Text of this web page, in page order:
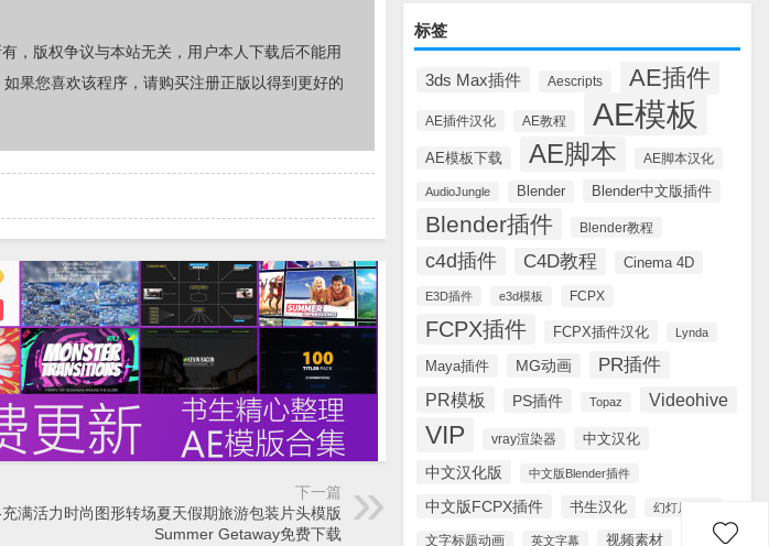
标签
3ds Max插件 Aescripts AE插件
AE插件汉化 AE教程 AE模板
AE模板下载 AE脚本 AE脚本汉化
AudioJungle Blender Blender中文版插件
Blender插件 Blender教程
c4d插件 C4D教程 Cinema 4D
E3D插件 e3d模板 FCPX
FCPX插件 FCPX插件汉化 Lynda
Maya插件 MG动画 PR插件
PR模板 PS插件 Topaz Videohive
VIP vray渲染器 中文汉化
中文汉化版 中文版Blender插件
中文版FCPX插件 书生汉化 幻灯片模板
文字标题动画 英文字幕 视频素材
，版权争议与本站无关，用户本人下载后不能用
果您喜欢该程序，请购买注册正版以得到更好的
下一篇
满活力时尚图形转场夏天假期旅游包装片头模版
Summer Getaway免费下载